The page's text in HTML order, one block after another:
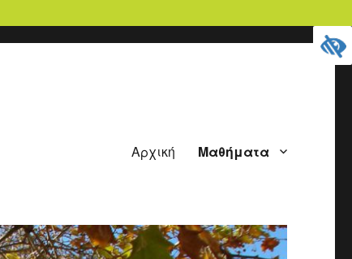
Αρχική Μαθήματα